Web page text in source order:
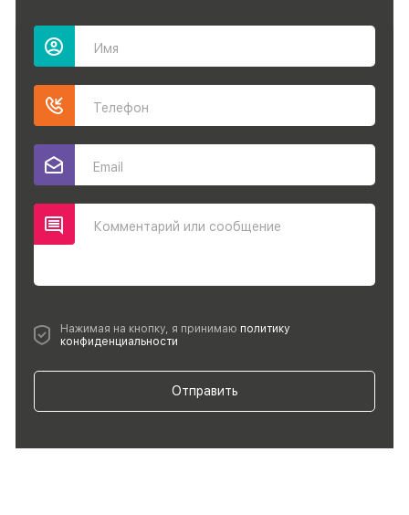
Имя
Телефон
Email
Комментарий или сообщение
Нажимая на кнопку, я принимаю политику
конфиденциальности
Отправить